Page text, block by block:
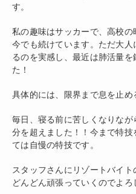
す。
私の趣味はサッカーで、高校
今でも続けています。ただ大人
るのを実感し、最近は肺活量
た！
具体的には、限界まで息を止め
毎日、寝る前に苦しくなりな
分を超えました！！今まで特
ては自慢の特技です。
スタッフさんにリゾートバイ
どんどん頑張っていくのでよろ